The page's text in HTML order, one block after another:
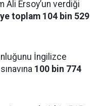
Ali Ersoy’un verdiği
toplam 104 bin 529
İngilizce
100 bin 774